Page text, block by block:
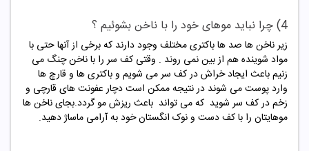
4) چرا نباید موهای خود را با ناخن بشوئیم ؟
زیر ناخن ها صد ها باکتری مختلف وجود دارند که برخی از آنها حتی با
مواد شوینده هم از بین نمی روند . وقتی کف سر را با ناخن چنگ می
زنیم باعث ایجاد خراش در کف سر می شویم و باکتری ها و قارچ ها
وارد پوست می شوند در نتیجه ممکن است دچار عفونت های قارچی و
زخم در کف سر شوید که می تواند باعث ریزش مو گردد.بجای ناخن ها
موهایتان را با کف دست و نوک انگستان خود به آرامی ماساژ دهید.